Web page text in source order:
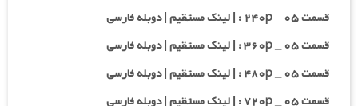
قسمت ۰۵ _ ۲۴۰p : | لینک مستقیم | دوبله فارسی
قسمت ۰۵ _ ۳۶۰p : | لینک مستقیم | دوبله فارسی
قسمت ۰۵ _ ۴۸۰p : | لینک مستقیم | دوبله فارسی
قسمت ۰۵ _ ۷۲۰p : | لینک مستقیم | دوبله فارسی